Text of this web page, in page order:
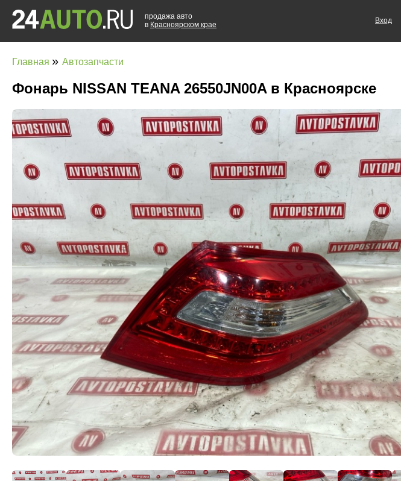
продажа авто
в Красноярском крае
Вход
Главная » Автозапчасти
Фонарь NISSAN TEANA 26550JN00A в Красноярске